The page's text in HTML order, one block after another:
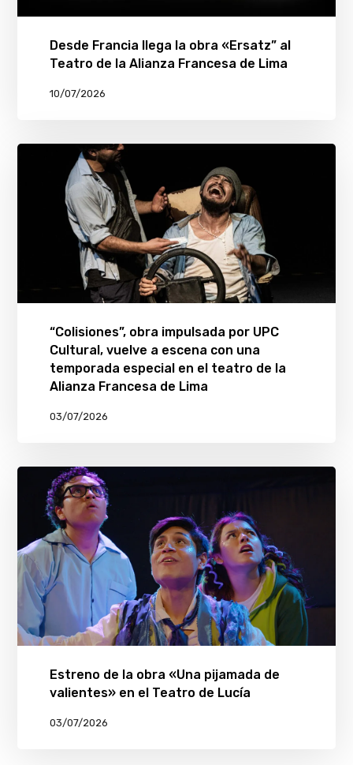
Desde Francia llega la obra «Ersatz” al
Teatro de la Alianza Francesa de Lima
10/07/2026
“Colisiones”, obra impulsada por UPC
Cultural, vuelve a escena con una
temporada especial en el teatro de la
Alianza Francesa de Lima
03/07/2026
Estreno de la obra «Una pijamada de
valientes» en el Teatro de Lucía
03/07/2026